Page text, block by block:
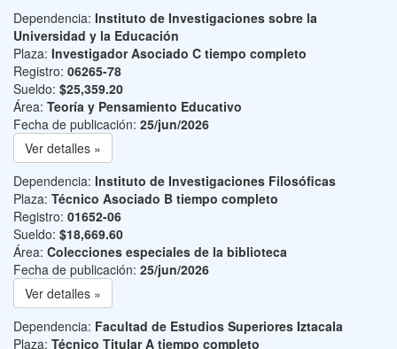
Dependencia: Instituto de Investigaciones sobre la
Universidad y la Educación
Plaza: Investigador Asociado C tiempo completo
Registro: 06265-78
Sueldo: $25,359.20
Área: Teoría y Pensamiento Educativo
Fecha de publicación: 25/jun/2026
Ver detalles »
Dependencia: Instituto de Investigaciones Filosóficas
Plaza: Técnico Asociado B tiempo completo
Registro: 01652-06
Sueldo: $18,669.60
Área: Colecciones especiales de la biblioteca
Fecha de publicación: 25/jun/2026
Ver detalles »
Dependencia: Facultad de Estudios Superiores Iztacala
Plaza: Técnico Titular A tiempo completo